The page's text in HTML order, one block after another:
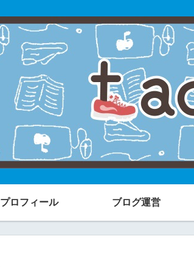
プロフィール ブログ運営